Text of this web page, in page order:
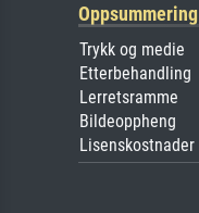
Oppsummering
Trykk og medie
Etterbehandling
Lerretsramme
Bildeoppheng
Lisenskostnader